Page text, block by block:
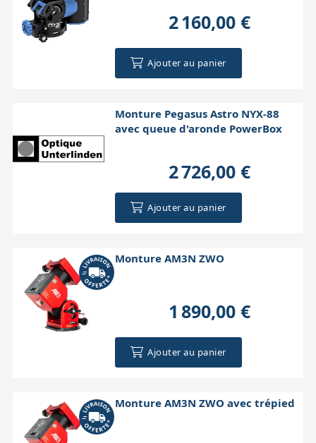
2 160,00 €
Ajouter au panier
Monture Pegasus Astro NYX-88
avec queue d'aronde PowerBox
2 726,00 €
Ajouter au panier
Monture AM3N ZWO
1 890,00 €
Ajouter au panier
Monture AM3N ZWO avec trépied